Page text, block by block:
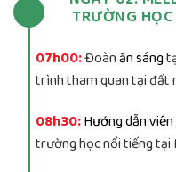
TRƯỜNG
07h00:Đoànăn sáng
trình tham quan tại đất
08h30:Hướng dẫn
trường học nổi tiếng tại